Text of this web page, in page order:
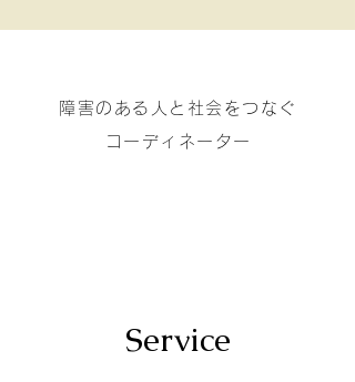
障害のある人と社会をつなぐ
コーディネーター
Service